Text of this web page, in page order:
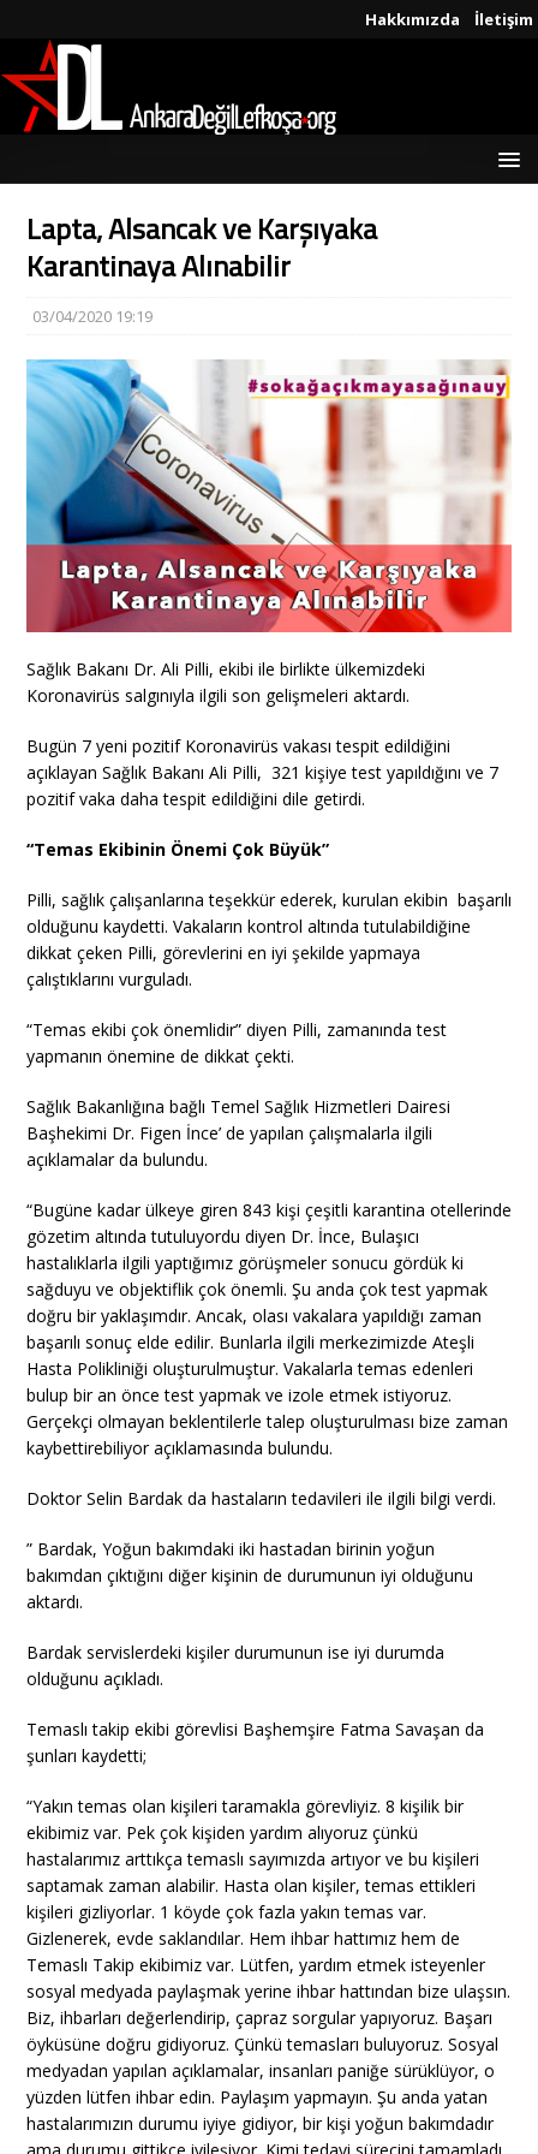
Hakkımızda İletişim
Lapta, Alsancak ve Karşıyaka
Karantinaya Alınabilir
03/04/2020 19:19
Sağlık Bakanı Dr. Ali Pilli, ekibi ile birlikte ülkemizdeki
Koronavirüs salgınıyla ilgili son gelişmeleri aktardı.
Bugün 7 yeni pozitif Koronavirüs vakası tespit edildiğini
açıklayan Sağlık Bakanı Ali Pilli, 321 kişiye test yapıldığını ve 7
pozitif vaka daha tespit edildiğini dile getirdi.
“Temas Ekibinin Önemi Çok Büyük”
Pilli, sağlık çalışanlarına teşekkür ederek, kurulan ekibin başarılı
olduğunu kaydetti. Vakaların kontrol altında tutulabildiğine
dikkat çeken Pilli, görevlerini en iyi şekilde yapmaya
çalıştıklarını vurguladı.
“Temas ekibi çok önemlidir” diyen Pilli, zamanında test
yapmanın önemine de dikkat çekti.
Sağlık Bakanlığına bağlı Temel Sağlık Hizmetleri Dairesi
Başhekimi Dr. Figen İnce’ de yapılan çalışmalarla ilgili
açıklamalar da bulundu.
“Bugüne kadar ülkeye giren 843 kişi çeşitli karantina otellerinde
gözetim altında tutuluyordu diyen Dr. İnce, Bulaşıcı
hastalıklarla ilgili yaptığımız görüşmeler sonucu gördük ki
sağduyu ve objektiflik çok önemli. Şu anda çok test yapmak
doğru bir yaklaşımdır. Ancak, olası vakalara yapıldığı zaman
başarılı sonuç elde edilir. Bunlarla ilgili merkezimizde Ateşli
Hasta Polikliniği oluşturulmuştur. Vakalarla temas edenleri
bulup bir an önce test yapmak ve izole etmek istiyoruz.
Gerçekçi olmayan beklentilerle talep oluşturulması bize zaman
kaybettirebiliyor açıklamasında bulundu.
Doktor Selin Bardak da hastaların tedavileri ile ilgili bilgi verdi.
” Bardak, Yoğun bakımdaki iki hastadan birinin yoğun
bakımdan çıktığını diğer kişinin de durumunun iyi olduğunu
aktardı.
Bardak servislerdeki kişiler durumunun ise iyi durumda
olduğunu açıkladı.
Temaslı takip ekibi görevlisi Başhemşire Fatma Savaşan da
şunları kaydetti;
“Yakın temas olan kişileri taramakla görevliyiz. 8 kişilik bir
ekibimiz var. Pek çok kişiden yardım alıyoruz çünkü
hastalarımız arttıkça temaslı sayımızda artıyor ve bu kişileri
saptamak zaman alabilir. Hasta olan kişiler, temas ettikleri
kişileri gizliyorlar. 1 köyde çok fazla yakın temas var.
Gizlenerek, evde saklandılar. Hem ihbar hattımız hem de
Temaslı Takip ekibimiz var. Lütfen, yardım etmek isteyenler
sosyal medyada paylaşmak yerine ihbar hattından bize ulaşsın.
Biz, ihbarları değerlendirip, çapraz sorgular yapıyoruz. Başarı
öyküsüne doğru gidiyoruz. Çünkü temasları buluyoruz. Sosyal
medyadan yapılan açıklamalar, insanları paniğe sürüklüyor, o
yüzden lütfen ihbar edin. Paylaşım yapmayın. Şu anda yatan
hastalarımızın durumu iyiye gidiyor, bir kişi yoğun bakımdadır